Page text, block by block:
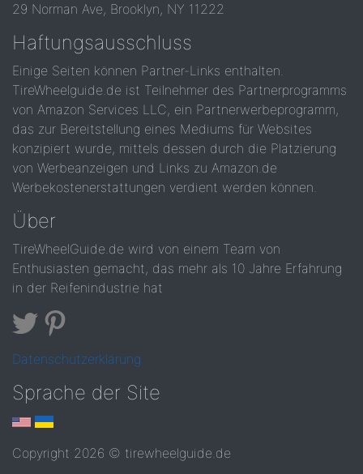
29 Norman Ave, Brooklyn, NY 11222
Haftungsausschluss
Einige Seiten können Partner-Links enthalten.
TireWheelguide.de ist Teilnehmer des Partnerprogramms
von Amazon Services LLC, ein Partnerwerbeprogramm,
das zur Bereitstellung eines Mediums für Websites
konzipiert wurde, mittels dessen durch die Platzierung
von Werbeanzeigen und Links zu Amazon.de
Werbekostenerstattungen verdient werden können.
Über
TireWheelGuide.de wird von einem Team von
Enthusiasten gemacht, das mehr als 10 Jahre Erfahrung
in der Reifenindustrie hat
Datenschutzerklärung
Sprache der Site
Copyright 2026 © tirewheelguide.de